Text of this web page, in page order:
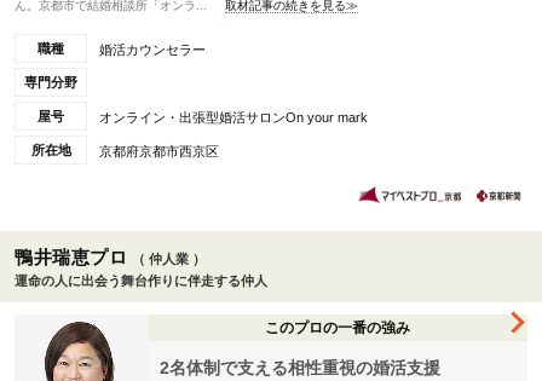
ん。京都市で結婚相談所「オンラ...
取材記事の続きを見る≫
職種 婚活カウンセラー
専門分野
屋号 オンライン・出張型婚活サロンOn your mark
所在地 京都府京都市西京区
鴨井瑞恵プロ
（ 仲人業 ）
運命の人に出会う舞台作りに伴走する仲人
このプロの一番の強み
2名体制で支える相性重視の婚活支援